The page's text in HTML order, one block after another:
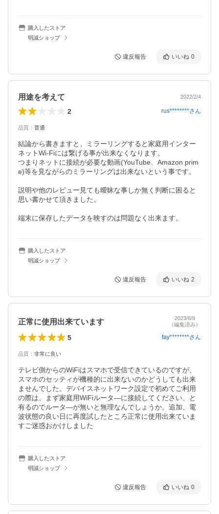
購入したストア
明誠ショップ
違反報告 いいね 0
用途を考えて 2022/2/4
2 rus********さん
品質 ： 普通
結論から書きますと、ミラーリングすると家庭用インター
ネットWi-Fiには繋げる事が出来なくなります。
つまりネットに接続が必要な動画(YouTube、Amazon prim
e)等を見ながらのミラーリングは出来ないという事です。
説明や他のレビュー見ても曖昧な事しか無く判断に困ると
思い書かせて頂きました。
端末に保存したデータを映すのは問題なく出来ます。
購入したストア
明誠ショップ
違反報告 いいね 2
正常に使用出来ています
2023/6/9
（編集済み）
5 fay********さん
品質 ： 非常に良い
テレビ側からのWiFiはスマホで受信できているのですが、
スマホのセッティが機種的に出来ないのかどうしても出来
ませんでした。デバイスネットワーク設定で初めてご利用
の際は、まず家庭用WiFiルータ―に接続してください、と
有るのでルータ―が無いと無理なんでしょうか。追加、電
波状態の良い日に再度試したところ正常に使用出来ていま
購入したストア
明誠ショップ
違反報告 いいね 0